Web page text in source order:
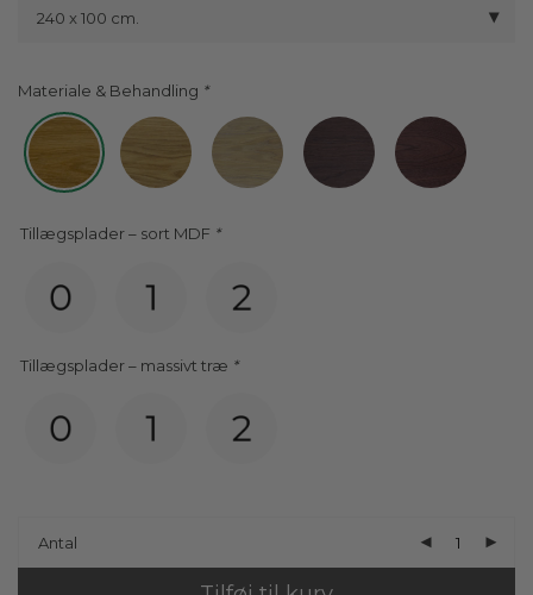
240 x 100 cm.
Materiale & Behandling
Tillægsplader – sort MDF *
Tillægsplader – massivt træ *
Antal